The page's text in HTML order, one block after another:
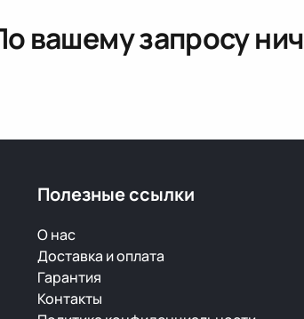
вашему запросу
Полезные ссылки
О нас
Доставка и оплата
Гарантия
Контакты